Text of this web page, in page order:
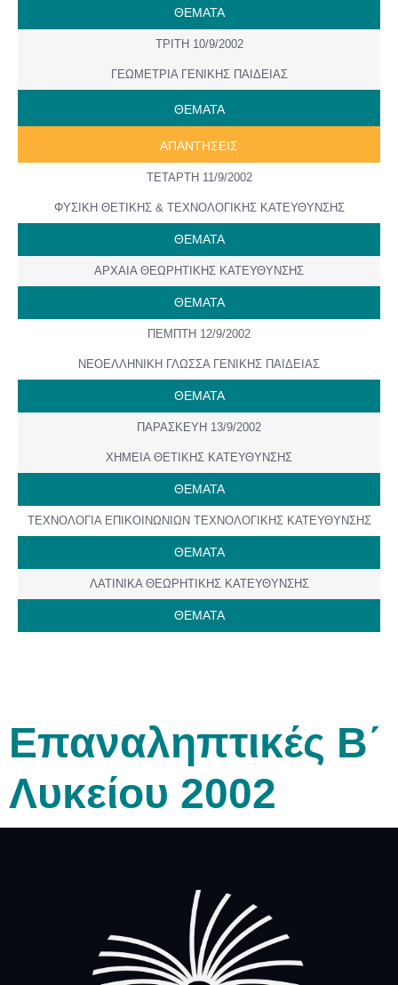
ΘΕΜΑΤΑ
ΤΡΙΤΗ 10/9/2002
ΓΕΩΜΕΤΡΙΑ ΓΕΝΙΚΗΣ ΠΑΙΔΕΙΑΣ
ΘΕΜΑΤΑ
ΑΠΑΝΤΗΣΕΙΣ
ΤΕΤΑΡΤΗ 11/9/2002
ΦΥΣΙΚΗ ΘΕΤΙΚΗΣ & ΤΕΧΝΟΛΟΓΙΚΗΣ ΚΑΤΕΥΘΥΝΣΗΣ
ΘΕΜΑΤΑ
ΑΡΧΑΙΑ ΘΕΩΡΗΤΙΚΗΣ ΚΑΤΕΥΘΥΝΣΗΣ
ΘΕΜΑΤΑ
ΠΕΜΠΤΗ 12/9/2002
ΝΕΟΕΛΛΗΝΙΚΗ ΓΛΩΣΣΑ ΓΕΝΙΚΗΣ ΠΑΙΔΕΙΑΣ
ΘΕΜΑΤΑ
ΠΑΡΑΣΚΕΥΗ 13/9/2002
ΧΗΜΕΙΑ ΘΕΤΙΚΗΣ ΚΑΤΕΥΘΥΝΣΗΣ
ΘΕΜΑΤΑ
ΤΕΧΝΟΛΟΓΙΑ ΕΠΙΚΟΙΝΩΝΙΩΝ ΤΕΧΝΟΛΟΓΙΚΗΣ ΚΑΤΕΥΘΥΝΣΗΣ
ΘΕΜΑΤΑ
ΛΑΤΙΝΙΚΑ ΘΕΩΡΗΤΙΚΗΣ ΚΑΤΕΥΘΥΝΣΗΣ
ΘΕΜΑΤΑ
Επαναληπτικές Β΄
Λυκείου 2002